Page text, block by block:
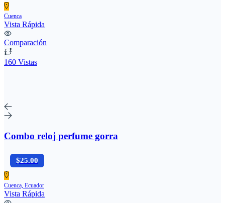
Cuenca
Vista Rápida
Comparación
160 Vistas
Combo reloj perfume gorra
$25.00
Cuenca, Ecuador
Vista Rápida